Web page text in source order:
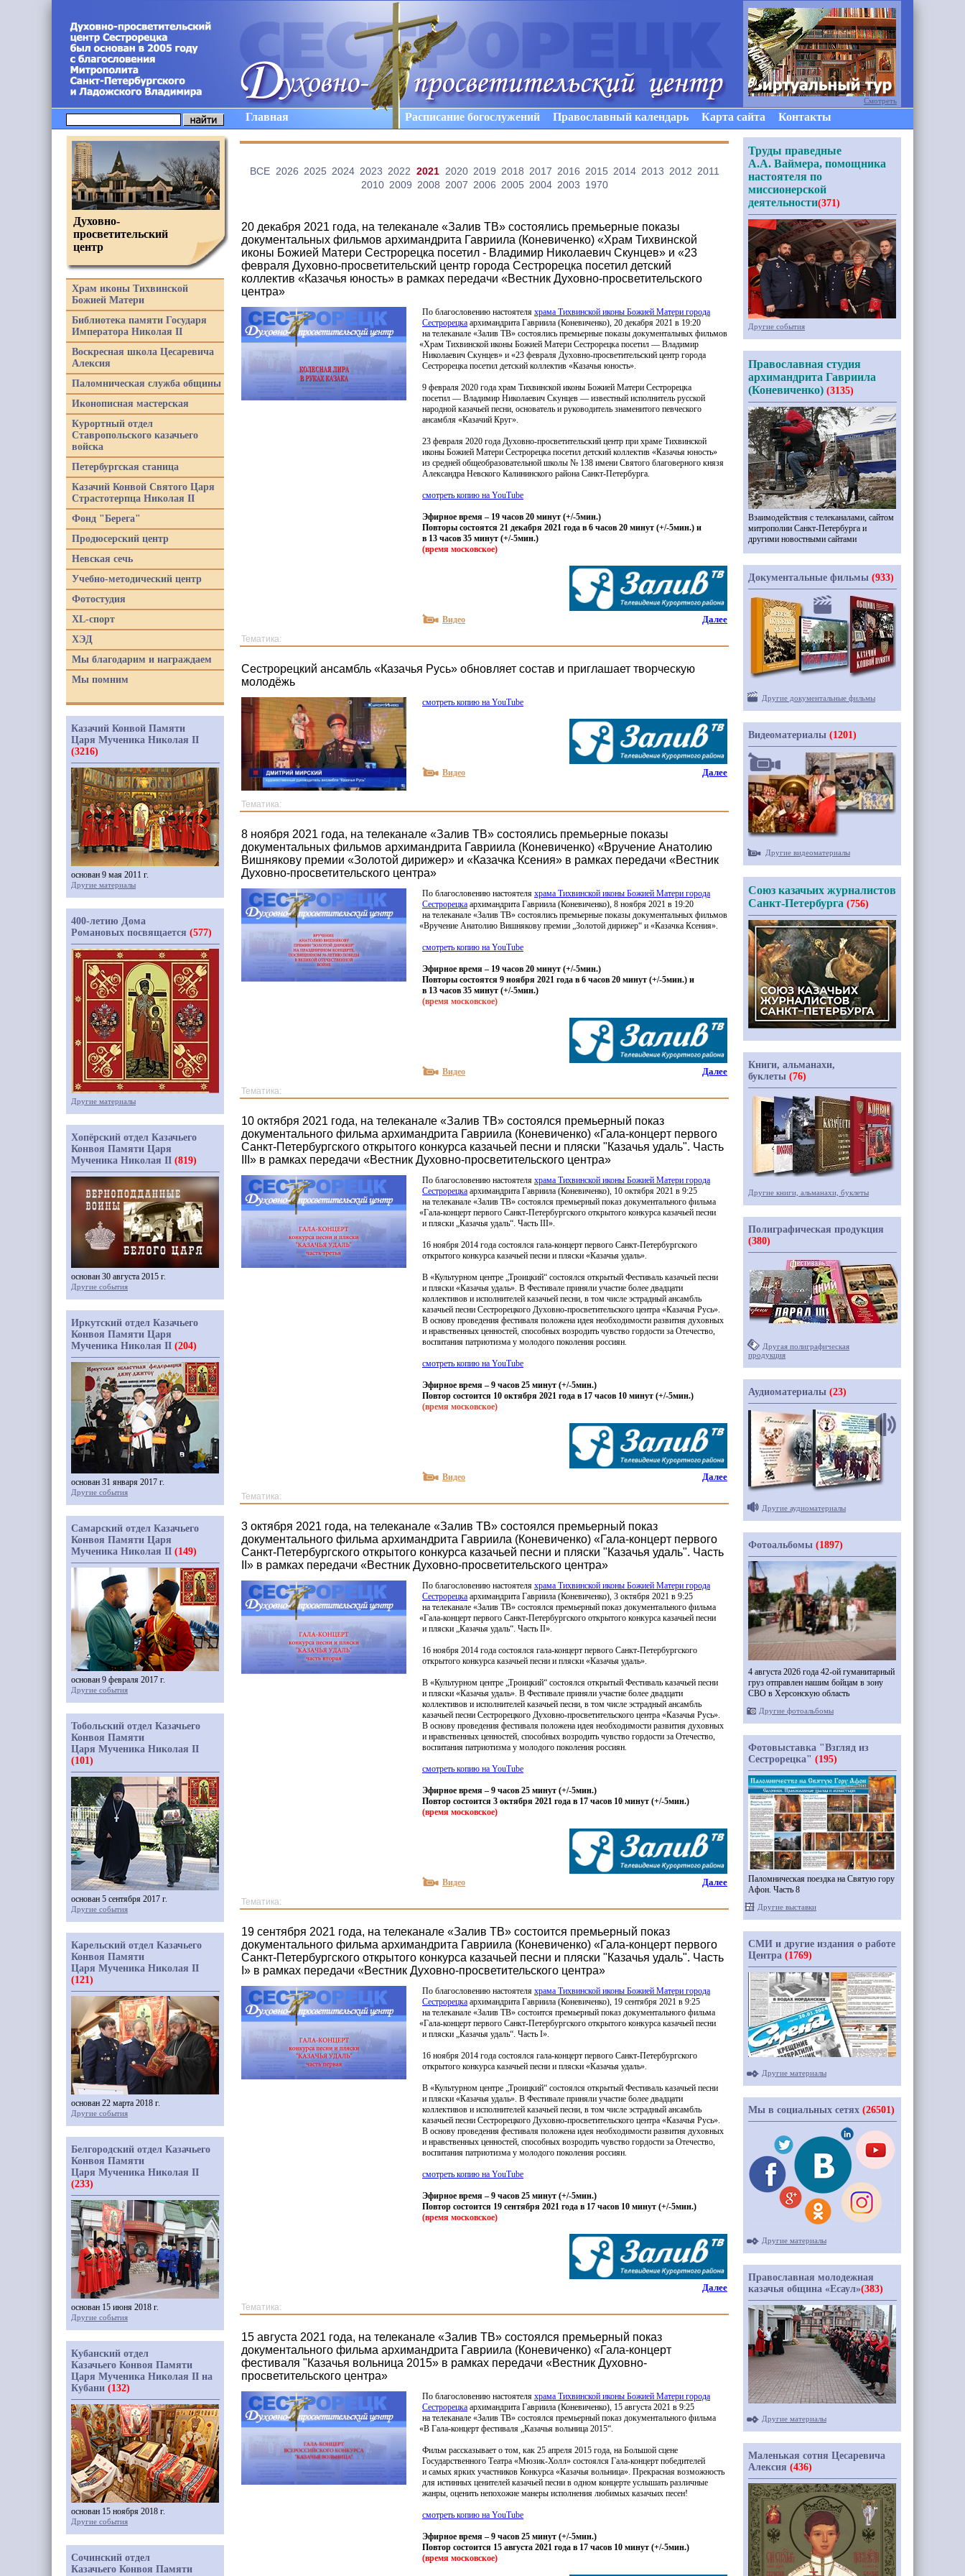
Главная Расписание богослужений Православный календарь Карта сайта Контакты
ВCE 2026 2025 2024 2023 2022 2021 2020 2019 2018 2017 2016 2015 2014 2013 2012 2011
2010 2009 2008 2007 2006 2005 2004 2003 1970
20 декабря 2021 года, на телеканале «Залив ТВ» состоялись премьерные показы
документальных фильмов архимандрита Гавриила (Коневиченко) «Храм Тихвинской
иконы Божией Матери Сестрорецка посетил - Владимир Николаевич Скунцев» и «23
февраля Духовно-просветительский центр города Сестрорецка посетил детский
коллектив «Казачья юность» в рамках передачи «Вестник Духовно-просветительского
центра»
По благословению настоятеля храма Тихвинской иконы Божией Матери города
Сестрорецка архимандрита Гавриила (Коневиченко), 20 декабря 2021 в 19:20
на телеканале «Залив ТВ» состоялись премьерные показы документальных фильмов
«Храм Тихвинской иконы Божией Матери Сестрорецка посетил — Владимир
Николаевич Скунцев» и «23 февраля Духовно-просветительский центр города
Сестрорецка посетил детский коллектив «Казачья юность».
9 февраля 2020 года храм Тихвинской иконы Божией Матери Сестрорецка
посетил — Владимир Николаевич Скунцев — известный исполнитель русской
народной казачьей песни, основатель и руководитель знаменитого певческого
ансамбля «Казачий Круг».
23 февраля 2020 года Духовно-просветительский центр при храме Тихвинской
иконы Божией Матери Сестрорецка посетил детский коллектив «Казачья юность»
из средней общеобразовательной школы № 138 имени Святого благоверного князя
Александра Невского Калининского района Санкт-Петербурга.
смотреть копию на YouTube
Эфирное время – 19 часов 20 минут (+/-5мин.)
Повторы состоятся 21 декабря 2021 года в 6 часов 20 минут (+/-5мин.) и
в 13 часов 35 минут (+/-5мин.)
(время московское)
Далее
Видео
Тематика:
Сестрорецкий ансамбль «Казачья Русь» обновляет состав и приглашает творческую
молодёжь
смотреть копию на YouTube
Далее
Видео
Тематика:
8 ноября 2021 года, на телеканале «Залив ТВ» состоялись премьерные показы
документальных фильмов архимандрита Гавриила (Коневиченко) «Вручение Анатолию
Вишнякову премии «Золотой дирижер» и «Казачка Ксения» в рамках передачи «Вестник
Духовно-просветительского центра»
По благословению настоятеля храма Тихвинской иконы Божией Матери города
Сестрорецка архимандрита Гавриила (Коневиченко), 8 ноября 2021 в 19:20
на телеканале «Залив ТВ» состоялись премьерные показы документальных фильмов
«Вручение Анатолию Вишнякову премии „Золотой дирижер“ и «Казачка Ксения».
смотреть копию на YouTube
Эфирное время – 19 часов 20 минут (+/-5мин.)
Повторы состоятся 9 ноября 2021 года в 6 часов 20 минут (+/-5мин.) и
в 13 часов 35 минут (+/-5мин.)
(время московское)
Далее
Видео
Тематика:
10 октября 2021 года, на телеканале «Залив ТВ» состоялся премьерный показ
документального фильма архимандрита Гавриила (Коневиченко) «Гала-концерт первого
Санкт-Петербургского открытого конкурса казачьей песни и пляски "Казачья удаль". Часть
III» в рамках передачи «Вестник Духовно-просветительского центра»
По благословению настоятеля храма Тихвинской иконы Божией Матери города
Сестрорецка архимандрита Гавриила (Коневиченко), 10 октября 2021 в 9:25
на телеканале «Залив ТВ» состоялся премьерный показ документального фильма
«Гала-концерт первого Санкт-Петербургского открытого конкурса казачьей песни
и пляски „Казачья удаль“. Часть III».
16 ноября 2014 года состоялся гала-концерт первого Санкт-Петербургского
открытого конкурса казачьей песни и пляски «Казачья удаль».
В «Культурном центре „Троицкий“ состоялся открытый Фестиваль казачьей песни
и пляски «Казачья удаль». В Фестивале приняли участие более двадцати
коллективов и исполнителей казачьей песни, в том числе эстрадный ансамбль
казачьей песни Сестрорецкого Духовно-просветительского центра «Казачья Русь».
В основу проведения фестиваля положена идея необходимости развития духовных
и нравственных ценностей, способных возродить чувство гордости за Отечество,
воспитания патриотизма у молодого поколения россиян.
смотреть копию на YouTube
Эфирное время – 9 часов 25 минут (+/-5мин.)
Повтор состоится 10 октября 2021 года в 17 часов 10 минут (+/-5мин.)
(время московское)
Далее
Видео
Тематика:
3 октября 2021 года, на телеканале «Залив ТВ» состоялся премьерный показ
документального фильма архимандрита Гавриила (Коневиченко) «Гала-концерт первого
Санкт-Петербургского открытого конкурса казачьей песни и пляски "Казачья удаль". Часть
II» в рамках передачи «Вестник Духовно-просветительского центра»
По благословению настоятеля храма Тихвинской иконы Божией Матери города
Сестрорецка архимандрита Гавриила (Коневиченко), 3 октября 2021 в 9:25
на телеканале «Залив ТВ» состоялся премьерный показ документального фильма
«Гала-концерт первого Санкт-Петербургского открытого конкурса казачьей песни
и пляски „Казачья удаль“. Часть II».
16 ноября 2014 года состоялся гала-концерт первого Санкт-Петербургского
открытого конкурса казачьей песни и пляски «Казачья удаль».
В «Культурном центре „Троицкий“ состоялся открытый Фестиваль казачьей песни
и пляски «Казачья удаль». В Фестивале приняли участие более двадцати
коллективов и исполнителей казачьей песни, в том числе эстрадный ансамбль
казачьей песни Сестрорецкого Духовно-просветительского центра «Казачья Русь».
В основу проведения фестиваля положена идея необходимости развития духовных
и нравственных ценностей, способных возродить чувство гордости за Отечество,
воспитания патриотизма у молодого поколения россиян.
смотреть копию на YouTube
Эфирное время – 9 часов 25 минут (+/-5мин.)
Повтор состоится 3 октября 2021 года в 17 часов 10 минут (+/-5мин.)
(время московское)
Далее
Видео
Тематика:
19 сентября 2021 года, на телеканале «Залив ТВ» состоится премьерный показ
документального фильма архимандрита Гавриила (Коневиченко) «Гала-концерт первого
Санкт-Петербургского открытого конкурса казачьей песни и пляски "Казачья удаль". Часть
I» в рамках передачи «Вестник Духовно-просветительского центра»
По благословению настоятеля храма Тихвинской иконы Божией Матери города
Сестрорецка архимандрита Гавриила (Коневиченко), 19 сентября 2021 в 9:25
на телеканале «Залив ТВ» состоится премьерный показ документального фильма
«Гала-концерт первого Санкт-Петербургского открытого конкурса казачьей песни
и пляски „Казачья удаль“. Часть I».
16 ноября 2014 года состоялся гала-концерт первого Санкт-Петербургского
открытого конкурса казачьей песни и пляски «Казачья удаль».
В «Культурном центре „Троицкий“ состоялся открытый Фестиваль казачьей песни
и пляски «Казачья удаль». В Фестивале приняли участие более двадцати
коллективов и исполнителей казачьей песни, в том числе эстрадный ансамбль
казачьей песни Сестрорецкого Духовно-просветительского центра «Казачья Русь».
В основу проведения фестиваля положена идея необходимости развития духовных
и нравственных ценностей, способных возродить чувство гордости за Отечество,
воспитания патриотизма у молодого поколения россиян.
смотреть копию на YouTube
Эфирное время – 9 часов 25 минут (+/-5мин.)
Повтор состоится 19 сентября 2021 года в 17 часов 10 минут (+/-5мин.)
(время московское)
Далее
Тематика:
15 августа 2021 года, на телеканале «Залив ТВ» состоялся премьерный показ
документального фильма архимандрита Гавриила (Коневиченко) «Гала-концерт
фестиваля "Казачья вольница 2015» в рамках передачи «Вестник Духовно-
просветительского центра»
По благословению настоятеля храма Тихвинской иконы Божией Матери города
Сестрорецка архимандрита Гавриила (Коневиченко), 15 августа 2021 в 9:25
на телеканале «Залив ТВ» состоялся премьерный показ документального фильма
«В Гала-концерт фестиваля „Казачья вольница 2015“.
Фильм рассказывает о том, как 25 апреля 2015 года, на Большой сцене
Государственного Театра «Мюзик-Холл» состоялся Гала-концерт победителей
и самых ярких участников Конкурса «Казачья вольница». Прекрасная возможность
для истинных ценителей казачьей песни в одном концерте услышать различные
жанры, оценить непохожие манеры исполнения любимых казачьих песен!
смотреть копию на YouTube
Эфирное время – 9 часов 25 минут (+/-5мин.)
Повтор состоится 15 августа 2021 года в 17 часов 10 минут (+/-5мин.)
(время московское)
Духовно-
просветительский
центр
Храм иконы Тихвинской
Божией Матери
Библиотека памяти Государя
Императора Николая II
Воскресная школа Цесаревича
Алексия
Паломническая служба общины
Иконописная мастерская
Курортный отдел
Ставропольского казачьего
войска
Петербургская станица
Казачий Конвой Святого Царя
Страстотерпца Николая II
Фонд "Берега"
Продюсерский центр
Невская сечь
Учебно-методический центр
Фотостудия
XL-спорт
ХЭД
Мы благодарим и награждаем
Мы помним
Казачий Конвой Памяти
Царя Мученика Николая II
(3216)
основан 9 мая 2011 г.
Другие материалы
400-летию Дома
Романовых посвящается (577)
Другие материалы
Хопёрский отдел Казачьего
Конвоя Памяти Царя
Мученика Николая II (819)
основан 30 августа 2015 г.
Другие события
Иркутский отдел Казачьего
Конвоя Памяти Царя
Мученика Николая II (204)
основан 31 января 2017 г.
Другие события
Самарский отдел Казачьего
Конвоя Памяти Царя
Мученика Николая II (149)
основан 9 февраля 2017 г.
Другие события
Тобольский отдел Казачьего
Конвоя Памяти
Царя Мученика Николая II
(101)
основан 5 сентября 2017 г.
Другие события
Карельский отдел Казачьего
Конвоя Памяти
Царя Мученика Николая II
(121)
основан 22 марта 2018 г.
Другие события
Белгородский отдел Казачьего
Конвоя Памяти
Царя Мученика Николая II
(233)
основан 15 июня 2018 г.
Другие события
Кубанский отдел
Казачьего Конвоя Памяти
Царя Мученика Николая II на
Кубани (132)
основан 15 ноября 2018 г.
Другие события
Сочинский отдел
Казачьего Конвоя Памяти
Смотреть
Труды праведные
А.А. Ваймера, помощника
настоятеля по
миссионерской
деятельности(371)
Другие события
Православная студия
архимандрита Гавриила
(Коневиченко) (3135)
Взаимодействия с телеканалами, сайтом
митрополии Санкт-Петербурга и
другими новостными сайтами
Документальные фильмы (933)
Другие документальные фильмы
Видеоматериалы (1201)
Другие видеоматериалы
Союз казачьих журналистов
Санкт-Петербурга (756)
Книги, альманахи,
буклеты (76)
Другие книги, альманахи, буклеты
Полиграфическая продукция
(380)
Другая полиграфическая
продукция
Аудиоматериалы (23)
Другие аудиоматериалы
Фотоальбомы (1897)
4 августа 2026 года 42-ой гуманитарный
груз отправлен нашим бойцам в зону
СВО в Херсонскую область
Другие фотоальбомы
Фотовыставка "Взгляд из
Сестрорецка" (195)
Паломническая поездка на Святую гору
Афон. Часть 8
Другие выставки
СМИ и другие издания о работе
Центра (1769)
Другие материалы
Мы в социальных сетях (26501)
Другие материалы
Православная молодежная
казачья община «Есаул»(383)
Другие материалы
Маленькая сотня Цесаревича
Алексия (436)